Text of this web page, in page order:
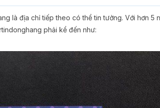
là địa chỉ tiếp theo có thể tin tưởng. Với hơn 5
phải kể đến như: